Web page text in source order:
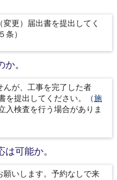
更）届出書を提出してく
条）
。
んが、工事を完了した者
を提出してください。（施
入検査を行う場合がありま
可能か。
願いします。予約なしで来